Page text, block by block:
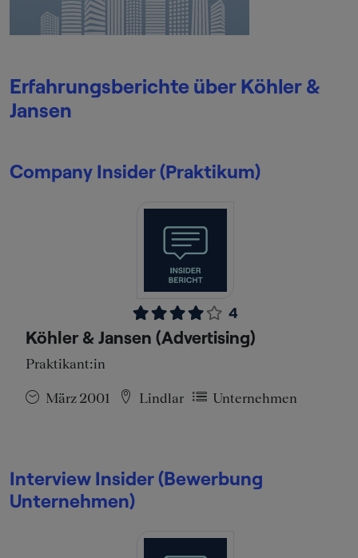
Erfahrungsberichte über Köhler &
Jansen
Company Insider (Praktikum)
4
Köhler & Jansen (Advertising)
Praktikant:in
März 2001 Lindlar Unternehmen
Interview Insider (Bewerbung
Unternehmen)